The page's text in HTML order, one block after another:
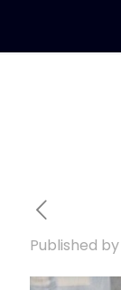
Published by